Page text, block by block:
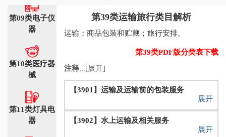
第09类电子仪
器
第10类医疗器
械
第11类灯具电
器
第39类运输旅行类目解析
运输；商品包装和贮藏；旅行安排。
注释...[展开]
第39类PDF版分类表下载
【3901】运输及运输前的包装服务
展开
【3902】水上运输及相关服务
展开